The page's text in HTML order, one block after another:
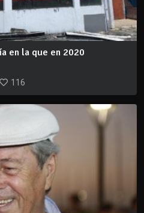
en la que en 2020
116